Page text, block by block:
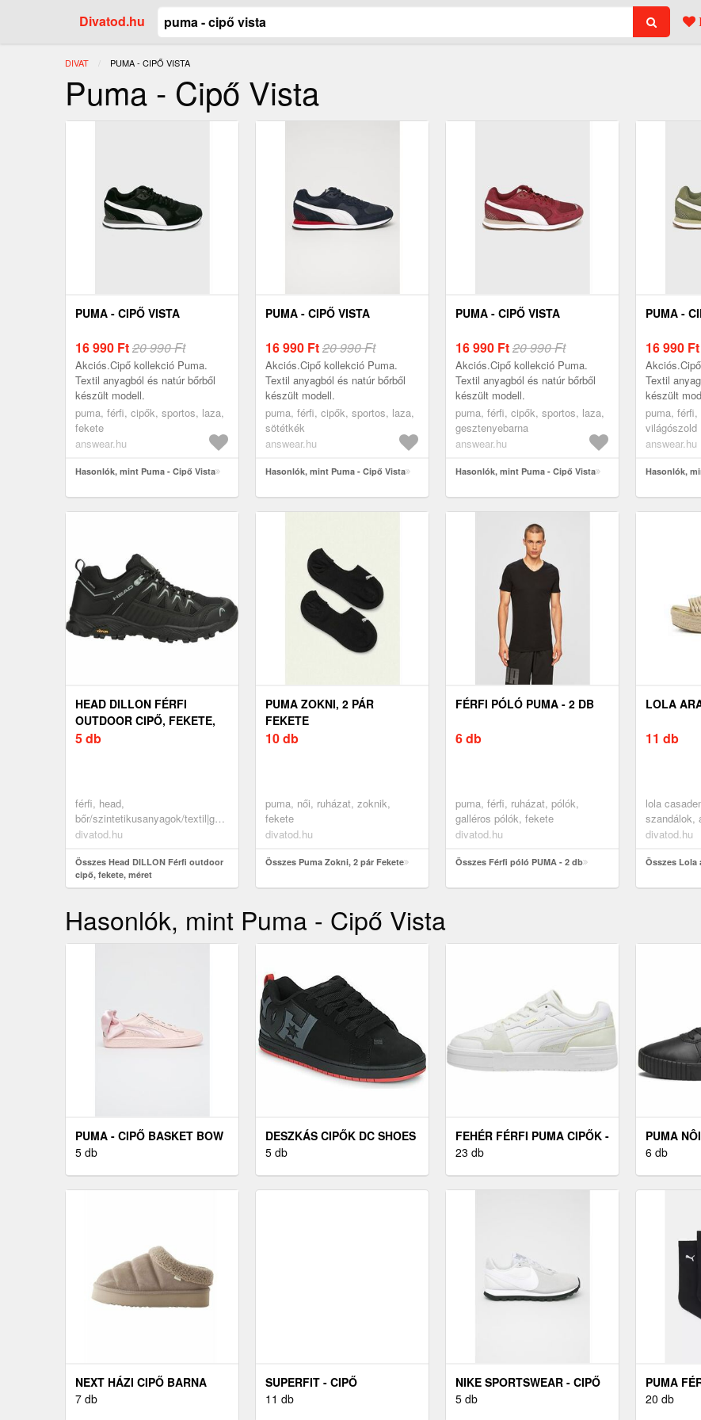
Divatod.hu
DIVAT JELENLEGI:
PUMA - CIPŐ VISTA
Puma - Cipő Vista
PUMA - CIPŐ VISTA
16 990 Ft20 990 Ft
Akciós.Cipő kollekció Puma.
Textil anyagból és natúr bőrből
készült modell.
puma, férfi, cipők, sportos, laza,
fekete
answear.hu
Hasonlók, mint Puma - Cipő Vista
PUMA - CIPŐ VISTA
16 990 Ft20 990 Ft
Akciós.Cipő kollekció Puma.
Textil anyagból és natúr bőrből
készült modell.
puma, férfi, cipők, sportos, laza,
sötétkék
answear.hu
Hasonlók, mint Puma - Cipő Vista
PUMA - CIPŐ VISTA
16 990 Ft20 990 Ft
Akciós.Cipő kollekció Puma.
Textil anyagból és natúr bőrből
készült modell.
puma, férfi, cipők, sportos, laza,
gesztenyebarna
answear.hu
Hasonlók, mint Puma - Cipő Vista
PUMA -
16 990 Ft
Textil
készült
puma,
világószold
answear.hu
Hasonlók,
HEAD DILLON FÉRFI
OUTDOOR CIPŐ, FEKETE,
MÉRET
5 db
férfi, head,
bőr/szintetikusanyagok/textil|gumi/vibram|gumi/vibram,
cipők, túracipők, rövid szárú
divatod.hu
Összes Head DILLON Férfi outdoor
cipő, fekete, méret
PUMA ZOKNI, 2 PÁR
FEKETE
10 db
puma, női, ruházat, zoknik,
fekete
divatod.hu
Összes Puma Zokni, 2 pár Fekete
FÉRFI PÓLÓ PUMA - 2 DB
6 db
puma, férfi, ruházat, pólók,
galléros pólók, fekete
divatod.hu
Összes Férfi póló PUMA - 2 db
LOLA
11 db
lola
szandálok,
divatod.hu
Összes Lola
Hasonlók, mint Puma - Cipő Vista
PUMA - CIPŐ BASKET BOW
5 db
DESZKÁS CIPŐK DC SHOES
COURT GRAFFIK
5 db
FEHÉR FÉRFI PUMA CIPŐK -
44
23 db
PUMA
FEKETE -
6 db
NEXT HÁZI CIPŐ BARNA
7 db
SUPERFIT - CIPŐ
11 db
NIKE SPORTSWEAR - CIPŐ
PRE-LOVE
5 db
PUMA
PARKA
20 db